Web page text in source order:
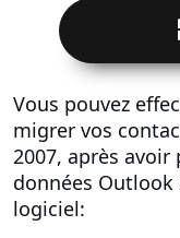
Vous pouvez
migrer vos
2007, après avoir
données
logiciel: